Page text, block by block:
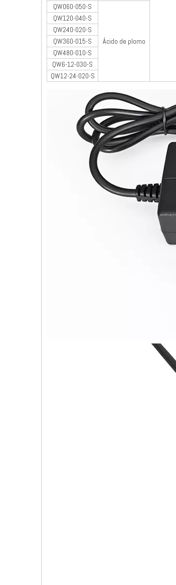
QW060-050-S
Ácido de plomo
QW120-040-S
QW240-020-S
QW360-015-S
QW480-010-S
QW6-12-030-S
QW12-24-020-S